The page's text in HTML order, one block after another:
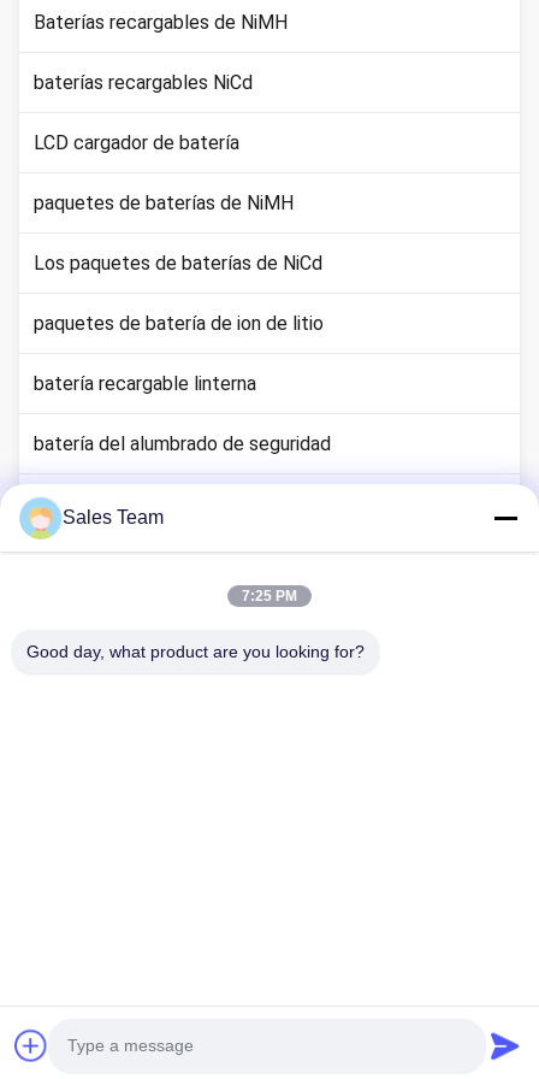
Baterías recargables de NiMH
baterías recargables NiCd
LCD cargador de batería
paquetes de baterías de NiMH
Los paquetes de baterías de NiCd
paquetes de batería de ion de litio
batería recargable linterna
batería del alumbrado de seguridad
Batería de Li Mno2
© 2026 MAXPOWER INDUSTRIAL CO.,LTD. All Rights Reserved.
Sales Team
7:25 PM
Good day, what product are you looking for?